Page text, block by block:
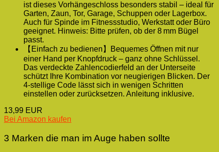
ist dieses Vorhängeschloss besonders stabil – ideal für
Garten, Zaun, Tor, Garage, Schuppen oder Lagerbox.
Auch für Spinde im Fitnessstudio, Werkstatt oder Büro
geeignet. Hinweis: Bitte prüfen, ob der 8 mm Bügel
passt.
【Einfach zu bedienen】Bequemes Öffnen mit nur
einer Hand per Knopfdruck – ganz ohne Schlüssel.
Das verdeckte Zahlencodierfeld an der Unterseite
schützt Ihre Kombination vor neugierigen Blicken. Der
4-stellige Code lässt sich in wenigen Schritten
einstellen oder zurücksetzen. Anleitung inklusive.
13,99 EUR
Bei Amazon kaufen
3 Marken die man im Auge haben sollte